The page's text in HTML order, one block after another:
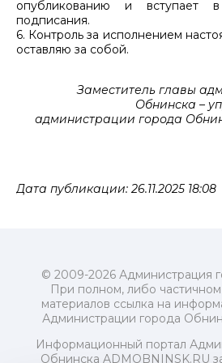
опубликованию и вступает
подписания.
6. Контроль за исполнением
оставляю за собой.
Заместитель главы
Обнинска –
администрации города
Дата публикации: 26.11.2025 18:08
© 2009-2026 Администрация
При полном, либо
материалов ссылка на
Администрации города
Информационный портал
Обнинска ADMOBNINSK.RU